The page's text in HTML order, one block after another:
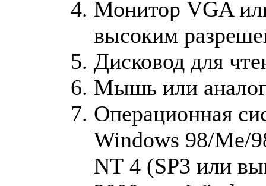
Монитор VGA
высоким
Дисковод для
Мышь или
Операционная
Windows 98/Me/
NT 4 (SP3 или